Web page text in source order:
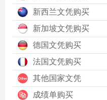
新西兰文凭购买
新加坡文凭购买
德国文凭购买
法国文凭购买
其他国家文凭
成绩单购买